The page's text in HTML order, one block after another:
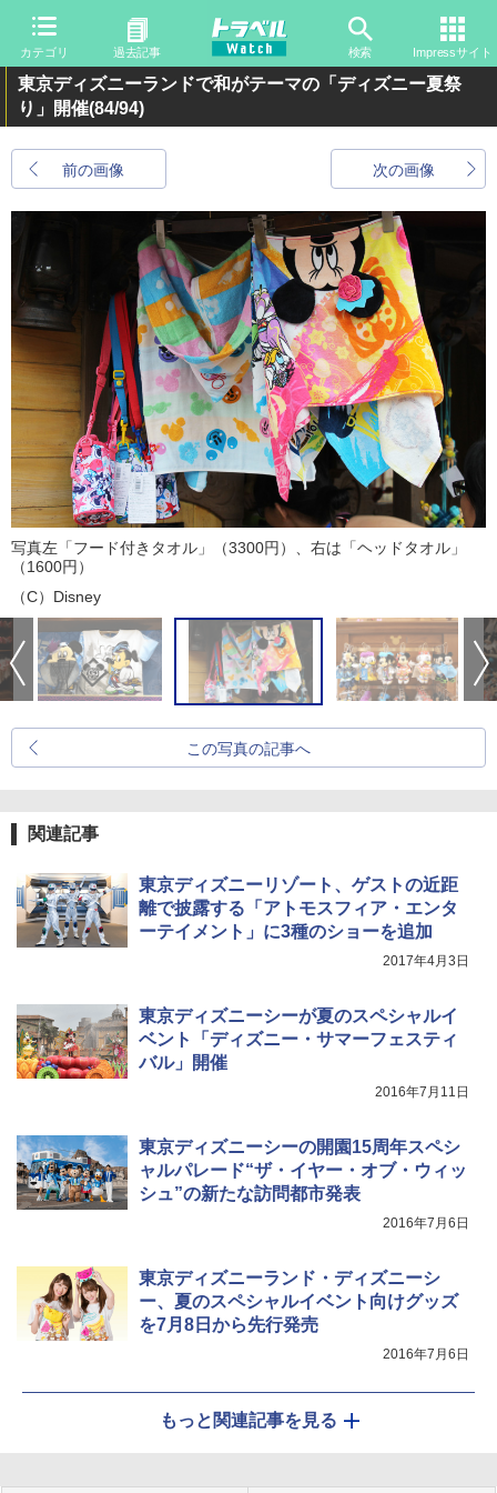
カテゴリ 過去記事 検索 Impressサイト
東京ディズニーランドで和がテーマの「ディズニー夏祭
り」開催(84/94)
前の画像 次の画像
写真左「フード付きタオル」（3300円）、右は「ヘッドタオル」
（1600円）
（C）Disney
この写真の記事へ
関連記事
東京ディズニーリゾート、ゲストの近距
離で披露する「アトモスフィア・エンタ
ーテイメント」に3種のショーを追加
2017年4月3日
東京ディズニーシーが夏のスペシャルイ
ベント「ディズニー・サマーフェスティ
バル」開催
2016年7月11日
東京ディズニーシーの開園15周年スペシ
ャルパレード“ザ・イヤー・オブ・ウィッ
シュ”の新たな訪問都市発表
2016年7月6日
東京ディズニーランド・ディズニーシ
ー、夏のスペシャルイベント向けグッズ
を7月8日から先行発売
2016年7月6日
もっと関連記事を見る